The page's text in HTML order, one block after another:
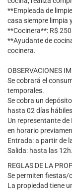
**Empleada de
casa siempre limpia
**Cocinera**: R$
**Ayudante de
cocinera.
OBSERVACIONES
Se cobrará el
temporales.
Se cobra un
hasta 02 días
Un representante de
en horario
Entrada: a partir de
Salida: hasta las 12h.
REGLAS DE LA
Se permiten fiestas/
La propiedad tiene